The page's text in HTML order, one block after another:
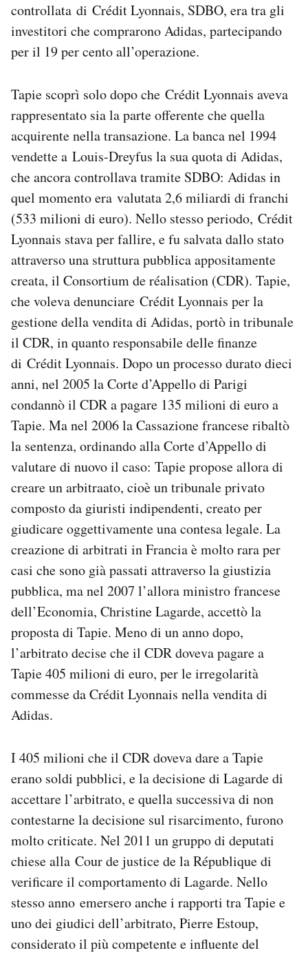
controllata di Crédit Lyonnais, SDBO, era tra gli
investitori che comprarono Adidas, partecipando
per il 19 per cento all’operazione.
Tapie scoprì solo dopo che Crédit Lyonnais aveva
rappresentato sia la parte offerente che quella
acquirente nella transazione. La banca nel 1994
vendette a Louis-Dreyfus la sua quota di Adidas,
che ancora controllava tramite SDBO: Adidas in
quel momento era valutata 2,6 miliardi di franchi
(533 milioni di euro). Nello stesso periodo, Crédit
Lyonnais stava per fallire, e fu salvata dallo stato
attraverso una struttura pubblica appositamente
creata, il Consortium de réalisation (CDR). Tapie,
che voleva denunciare Crédit Lyonnais per la
gestione della vendita di Adidas, portò in tribunale
il CDR, in quanto responsabile delle finanze
di Crédit Lyonnais. Dopo un processo durato dieci
anni, nel 2005 la Corte d’Appello di Parigi
condannò il CDR a pagare 135 milioni di euro a
Tapie. Ma nel 2006 la Cassazione francese ribaltò
la sentenza, ordinando alla Corte d’Appello di
valutare di nuovo il caso: Tapie propose allora di
creare un arbitraato, cioè un tribunale privato
composto da giuristi indipendenti, creato per
giudicare oggettivamente una contesa legale. La
creazione di arbitrati in Francia è molto rara per
casi che sono già passati attraverso la giustizia
pubblica, ma nel 2007 l’allora ministro francese
dell’Economia, Christine Lagarde, accettò la
proposta di Tapie. Meno di un anno dopo,
l’arbitrato decise che il CDR doveva pagare a
Tapie 405 milioni di euro, per le irregolarità
commesse da Crédit Lyonnais nella vendita di
Adidas.
I 405 milioni che il CDR doveva dare a Tapie
erano soldi pubblici, e la decisione di Lagarde di
accettare l’arbitrato, e quella successiva di non
contestarne la decisione sul risarcimento, furono
molto criticate. Nel 2011 un gruppo di deputati
chiese alla Cour de justice de la République di
verificare il comportamento di Lagarde. Nello
stesso anno emersero anche i rapporti tra Tapie e
uno dei giudici dell’arbitrato, Pierre Estoup,
considerato il più competente e influente del